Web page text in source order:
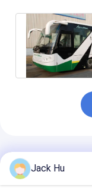
추천된 제품
Jack Hu